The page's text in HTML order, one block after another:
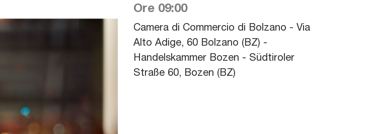
Ore 09:00
Camera di Commercio di Bolzano - Via
Alto Adige, 60 Bolzano (BZ) -
Handelskammer Bozen - Südtiroler
Straße 60, Bozen (BZ)